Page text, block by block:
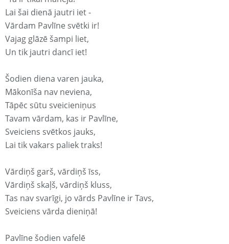
Lai šai dienā jautri iet -
Vārdam Pavlīne svētki ir!
Vajag glāzē šampi liet,
Un tik jautri dancī iet!
Šodien diena varen jauka,
Mākonīša nav neviena,
Tāpēc sūtu sveicieniņus
Tavam vārdam, kas ir Pavlīne,
Sveiciens svētkos jauks,
Lai tik vakars paliek traks!
Vārdiņš garš, vārdiņš īss,
Vārdiņš skaļš, vārdiņš kluss,
Tas nav svarīgi, jo vārds Pavlīne ir Tavs,
Sveiciens vārda dieniņā!
Pavlīne šodien vafelē